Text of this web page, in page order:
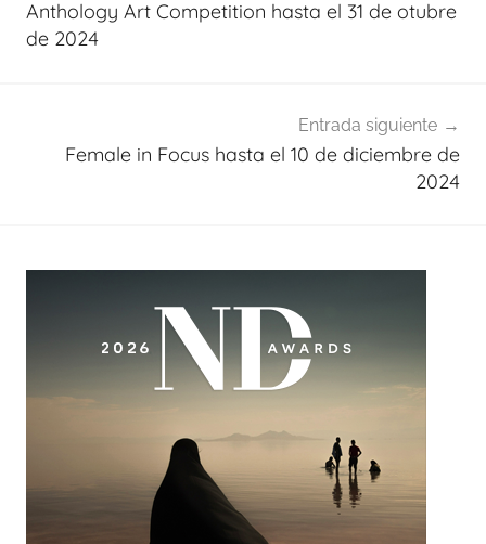
entradas
Anthology Art Competition hasta el 31 de otubre
de 2024
Entrada siguiente
Female in Focus hasta el 10 de diciembre de
2024